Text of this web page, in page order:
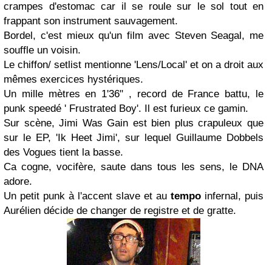
crampes d'estomac car il se roule sur le sol tout en
frappant son instrument sauvagement.
Bordel, c'est mieux qu'un film avec Steven Seagal, me
souffle un voisin.
Le chiffon/ setlist mentionne 'Lens/Local' et on a droit aux
mêmes exercices hystériques.
Un mille mètres en 1'36" , record de France battu, le
punk speedé ' Frustrated Boy'. Il est furieux ce gamin.
Sur scène, Jimi Was Gain est bien plus crapuleux que
sur le EP, 'Ik Heet Jimi', sur lequel Guillaume Dobbels
des Vogues tient la basse.
Ca cogne, vocifère, saute dans tous les sens, le DNA
adore.
Un petit punk à l'accent slave et au tempo infernal, puis
Aurélien décide de changer de registre et de gratte.